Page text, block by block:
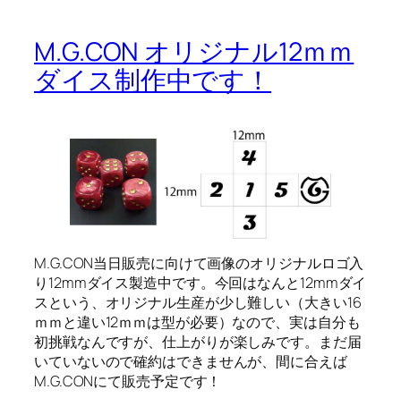
M.G.CON オリジナル12ｍｍ
ダイス制作中です！
M.G.CON当日販売に向けて画像のオリジナルロゴ入
り12mmダイス製造中です。今回はなんと12mmダイ
スという、オリジナル生産が少し難しい（大きい16
ｍｍと違い12ｍｍは型が必要）なので、実は自分も
初挑戦なんですが、仕上がりが楽しみです。まだ届
いていないので確約はできませんが、間に合えば
M.G.CONにて販売予定です！